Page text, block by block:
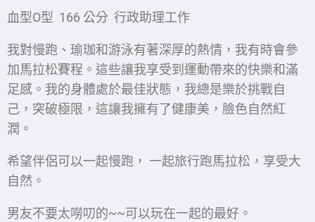
血型O型 166 公分 行政助理工作
我對慢跑、瑜珈和游泳有著深厚的熱情，我有時會參
加馬拉松賽程。這些讓我享受到運動帶來的快樂和滿
足感。我的身體處於最佳狀態，我總是樂於挑戰自
己，突破極限，這讓我擁有了健康美，臉色自然紅
潤。
希望伴侶可以一起慢跑， 一起旅行跑馬拉松，享受大
自然。
男友不要太嘮叨的~~可以玩在一起的最好。